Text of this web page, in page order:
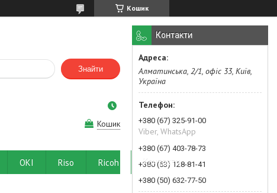
Кошик
Знайти
Кошик
OKI Riso Ricoh Контакти
Контакти
Алматинська, 2/1, офіс 33, Київ,
Україна
+380 (67) 325-91-00
Viber, WhatsApp
+380 (67) 403-78-73
+380 (63) 128-81-41
+380 (50) 632-77-50